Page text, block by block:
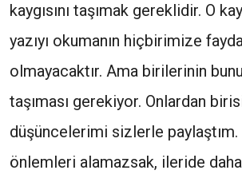
kaygısını taşımak gereklidir. O
yazıyı okumanın hiçbirimize
olmayacaktır. Ama birilerinin
taşıması gerekiyor. Onlardan
düşüncelerimi sizlerle paylaştım.
önlemleri alamazsak, ileride